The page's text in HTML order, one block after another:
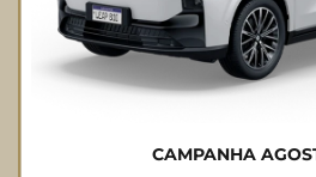
CAMPANHA